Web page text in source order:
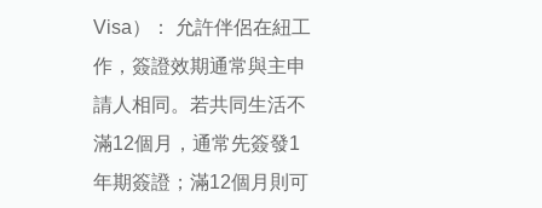
Visa）： 允許伴侶在紐工
作，簽證效期通常與主申
請人相同。若共同生活不
滿12個月，通常先簽發1
年期簽證；滿12個月則可